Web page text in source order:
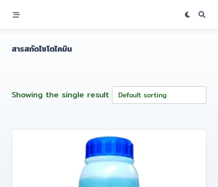
content
สารสกัดไซโตไคมิน
Showing the single result